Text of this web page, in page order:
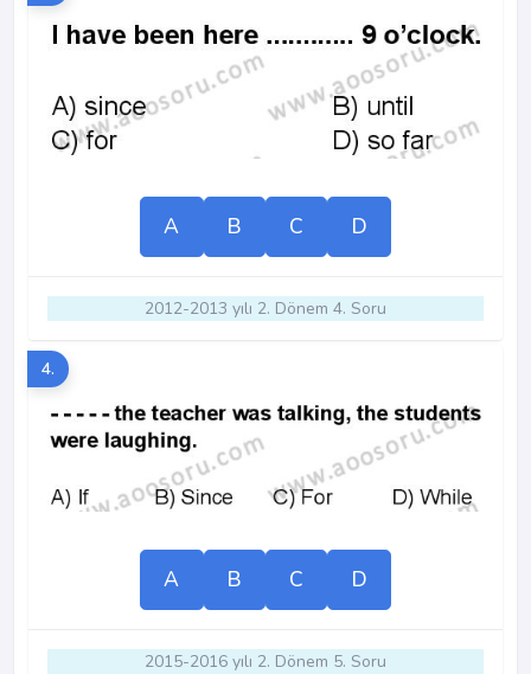
A B C D
2012-2013 yılı 2. Dönem 4. Soru
4.
A B C D
2015-2016 yılı 2. Dönem 5. Soru